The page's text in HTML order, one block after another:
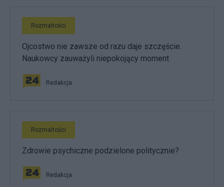
Rozmaitości
Ojcostwo nie zawsze od razu daje szczęście.
Naukowcy zauważyli niepokojący moment
Redakcja
Rozmaitości
Zdrowie psychiczne podzielone politycznie?
Redakcja